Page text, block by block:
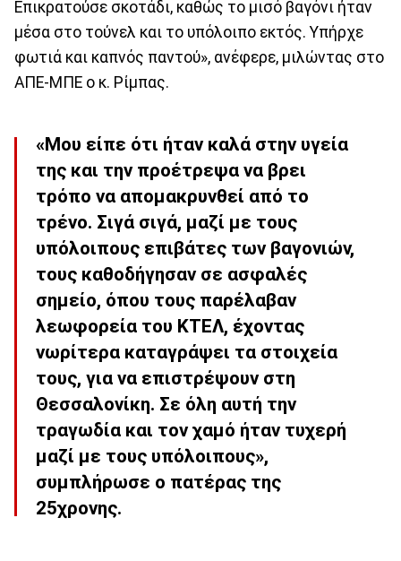
Επικρατούσε σκοτάδι, καθώς το μισό βαγόνι ήταν
μέσα στο τούνελ και το υπόλοιπο εκτός. Υπήρχε
φωτιά και καπνός παντού», ανέφερε, μιλώντας στο
ΑΠΕ-ΜΠΕ ο κ. Ρίμπας.
«Μου είπε ότι ήταν καλά στην υγεία
της και την προέτρεψα να βρει
τρόπο να απομακρυνθεί από το
τρένο. Σιγά σιγά, μαζί με τους
υπόλοιπους επιβάτες των βαγονιών,
τους καθοδήγησαν σε ασφαλές
σημείο, όπου τους παρέλαβαν
λεωφορεία του ΚΤΕΛ, έχοντας
νωρίτερα καταγράψει τα στοιχεία
τους, για να επιστρέψουν στη
Θεσσαλονίκη. Σε όλη αυτή την
τραγωδία και τον χαμό ήταν τυχερή
μαζί με τους υπόλοιπους»,
συμπλήρωσε ο πατέρας της
25χρονης.